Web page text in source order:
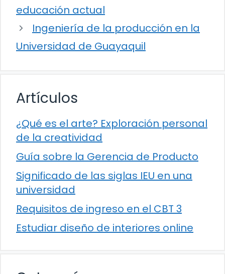
educación actual
Ingeniería de la producción en la
Universidad de Guayaquil
Artículos
¿Qué es el arte? Exploración personal
de la creatividad
Guía sobre la Gerencia de Producto
Significado de las siglas IEU en una
universidad
Requisitos de ingreso en el CBT 3
Estudiar diseño de interiores online